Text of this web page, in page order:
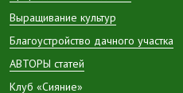
Выращивание культур
Благоустройство дачного участка
АВТОРЫ статей
Клуб «Сияние»